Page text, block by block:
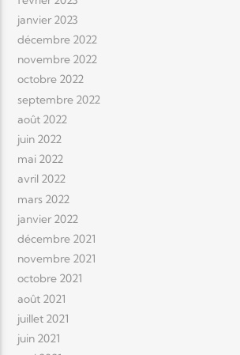
janvier 2023
décembre 2022
novembre 2022
octobre 2022
septembre 2022
août 2022
juin 2022
mai 2022
avril 2022
mars 2022
janvier 2022
décembre 2021
novembre 2021
octobre 2021
août 2021
juillet 2021
juin 2021